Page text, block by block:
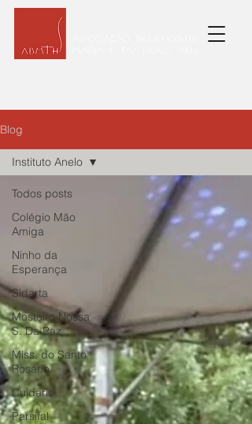
Blog
Todos posts
Colégio Mão
Amiga
Ninho da
Esperança
Sidarta
Mosteiro Nossa
S. Da Paz
Miss. do Santo
Rosário
Cuidaris
Parsifal
Instituto Anelo